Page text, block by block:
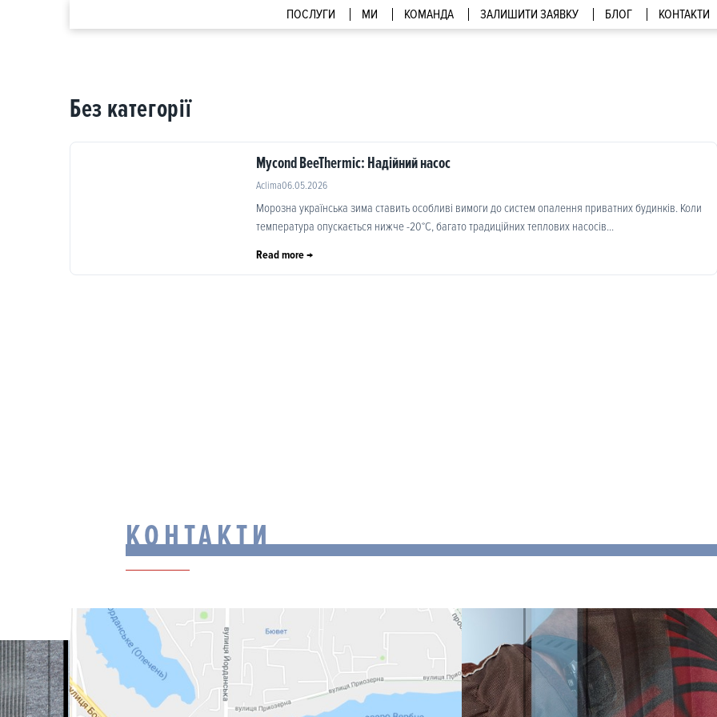
ПОСЛУГИ МИ КОМАНДА ЗАЛИШИТИ ЗАЯВКУ БЛОГ КОНТАКТИ
Без категорії
Mycond BeeThermic: Надійний насос
Aclima06.05.2026
Морозна українська зима ставить особливі вимоги до систем опалення приватних будинків. Коли
температура опускається нижче -20°C, багато традиційних теплових насосів...
Read more →
КОНТАКТИ